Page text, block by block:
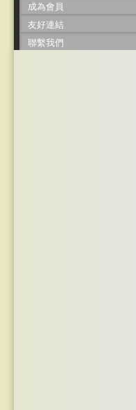
成為會員
友好連結
聯繫我們